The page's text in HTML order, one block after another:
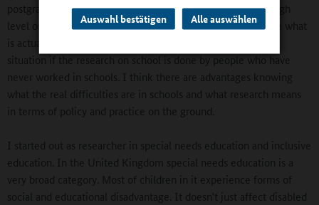
Auswahl bestätigen Alle auswählen
postgraduate and than get research posts. They have very high
level of technical skills, but what they lack is the experience what
is actually like to be in a school. So you get in a paradoxical
situation if the research on school is done by people who have
never worked in schools. I think there are advantages knowing
what the real difficulties are in schools and what research means
in terms of policy and practice on the ground.
I started out as researcher in special needs education and inclusive
education. In the United Kingdom special needs education is a
very broad category. Most of children in it experience forms of
social and educational disadvantage. It doesn't just affect disabled